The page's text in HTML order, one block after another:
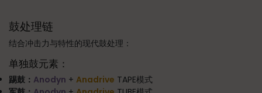
鼓处理链
结合冲击力与特性的现代鼓处理：
单独鼓元素：
踢鼓： Anodyn + Anadrive TAPE模式